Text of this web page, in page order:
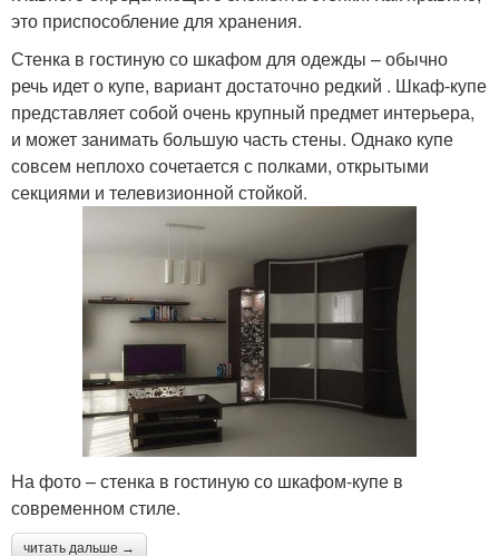
это приспособление для хранения.
Стенка в гостиную со шкафом для одежды – обычно
речь идет о купе, вариант достаточно редкий . Шкаф-купе
представляет собой очень крупный предмет интерьера,
и может занимать большую часть стены. Однако купе
совсем неплохо сочетается с полками, открытыми
секциями и телевизионной стойкой.
На фото – стенка в гостиную со шкафом-купе в
современном стиле.
читать дальше →